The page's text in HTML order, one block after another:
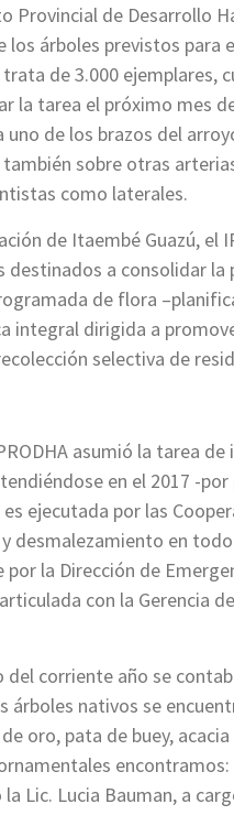
de Desarrollo
los árboles previstos para
de 3.000 ejemplares,
la tarea el próximo mes
uno de los brazos del
sobre otras
como laterales.
de Itaembé Guazú, el
destinados a consolidar
de flora
integral dirigida a
selectiva de
asumió la tarea
en el 2017 -
ejecutada por las
desmalezamiento en
la Dirección de
con la Gerencia
del corriente año se
árboles nativos se
oro, pata de buey,
Lic. Lucia Bauman, a